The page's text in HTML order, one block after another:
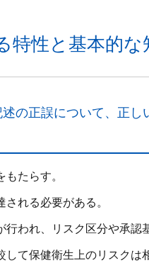
特性と基本的な
の正誤について、正し
たらす。
れる必要がある。
われ、リスク区分や承認
て保健衛生上のリスクは